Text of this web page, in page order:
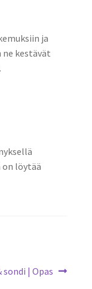
ja
kestävät
löytää
| Opas